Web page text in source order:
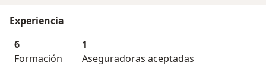
Experiencia
6
Formación
1
Aseguradoras aceptadas